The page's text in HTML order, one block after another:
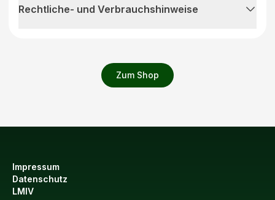
Zum Shop
Rechtliche- und Verbrauchshinweise
Impressum
Datenschutz
LMIV